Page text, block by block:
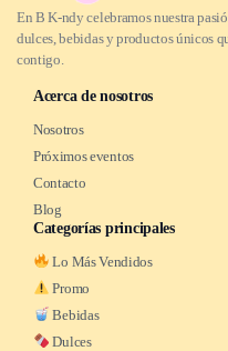
En B K-ndy celebramos nuestra
dulces, bebidas y productos únicos
contigo.
Acerca de nosotros
Nosotros
Próximos eventos
Contacto
Blog
Categorías principales
Lo Más Vendidos
Promo
Bebidas
Dulces